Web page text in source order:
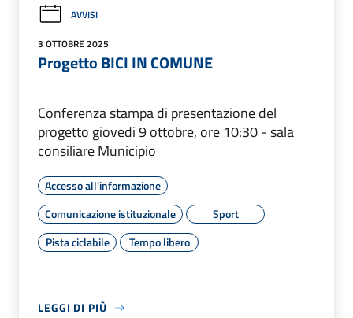
AVVISI
3 OTTOBRE 2025
Progetto BICI IN COMUNE
Conferenza stampa di presentazione del
progetto giovedi 9 ottobre, ore 10:30 - sala
consiliare Municipio
Accesso all'informazione
Comunicazione istituzionale
Sport
Pista ciclabile
Tempo libero
LEGGI DI PIÙ